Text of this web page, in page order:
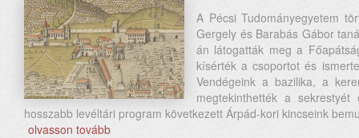
A Pécsi Tudományegyetem
Gergely és Barabás Gábor
án látogatták meg a
kísérték a csoportot és
Vendégeink a bazilika, a
megtekinthették a
hosszabb levéltári program következett Árpád-kori kincseink
olvasson tovább